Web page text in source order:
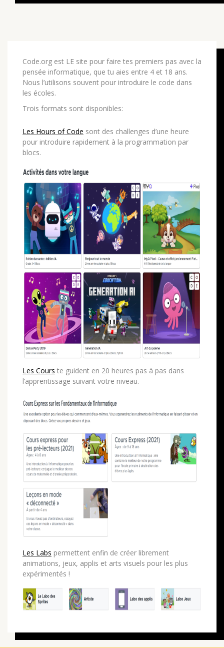
Code.org est LE site pour faire tes premiers pas avec la
pensée informatique, que tu aies entre 4 et 18 ans.
Nous l’utilisons souvent pour introduire le code dans
les écoles.
Trois formats sont disponibles:
Les Hours of Code sont des challenges d’une heure
pour introduire rapidement à la programmation par
blocs.
Les Cours te guident en 20 heures pas à pas dans
l’apprentissage suivant votre niveau.
Les Labs permettent enfin de créer librement
animations, jeux, applis et arts visuels pour les plus
expérimentés !